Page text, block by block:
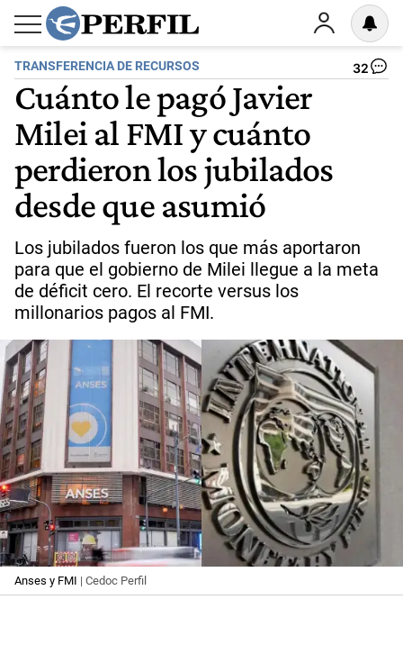
TRANSFERENCIA DE RECURSOS 32
Cuánto le pagó Javier
Milei al FMI y cuánto
perdieron los jubilados
desde que asumió
Los jubilados fueron los que más aportaron
para que el gobierno de Milei llegue a la meta
de déficit cero. El recorte versus los
millonarios pagos al FMI.
Anses y FMI | Cedoc Perfil